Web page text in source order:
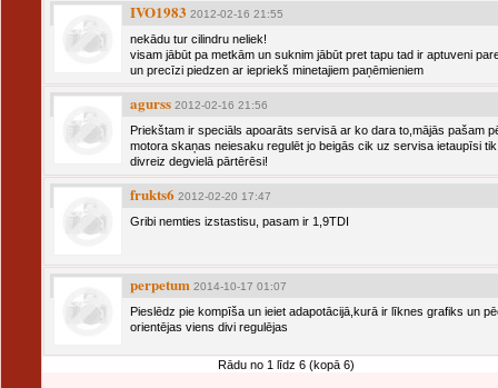
IVO1983 2012-02-16 21:55
nekādu tur cilindru neliek!
visam jābūt pa metkām un suknim jābūt pret tapu tad ir aptuveni
un precīzi piedzen ar iepriekš minetajiem paņēmieniem
agurss 2012-02-16 21:56
Priekštam ir speciāls apoarāts servisā ar ko dara to,mājās pašam
motora skaņas neiesaku regulēt jo beigās cik uz servisa ietaupīsi tik
divreiz degvielā pārtērēsi!
frukts6 2012-02-20 17:47
Gribi nemties izstastisu, pasam ir 1,9TDI
perpetum 2014-10-17 01:07
Pieslēdz pie kompīša un ieiet adapotācijā,kurā ir līknes grafiks un
orientējas viens divi regulējas
Rādu no 1 līdz 6 (kopā 6)